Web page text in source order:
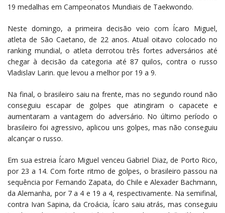
19 medalhas em Campeonatos Mundiais de Taekwondo.
Neste domingo, a primeira decisão veio com Ícaro Miguel,
atleta de São Caetano, de 22 anos. Atual oitavo colocado no
ranking mundial, o atleta derrotou três fortes adversários até
chegar à decisão da categoria até 87 quilos, contra o russo
Vladislav Larin. que levou a melhor por 19 a 9.
Na final, o brasileiro saiu na frente, mas no segundo round não
conseguiu escapar de golpes que atingiram o capacete e
aumentaram a vantagem do adversário. No último período o
brasileiro foi agressivo, aplicou uns golpes, mas não conseguiu
alcançar o russo.
Em sua estreia Ícaro Miguel venceu Gabriel Diaz, de Porto Rico,
por 23 a 14. Com forte ritmo de golpes, o brasileiro passou na
sequência por Fernando Zapata, do Chile e Alexader Bachmann,
da Alemanha, por 7 a 4 e 19 a 4, respectivamente. Na semifinal,
contra Ivan Sapina, da Croácia, Ícaro saiu atrás, mas conseguiu